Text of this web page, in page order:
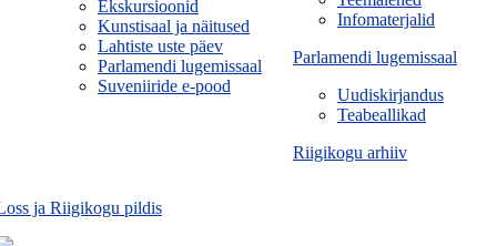
Infomaterjalid
Parlamendi lugemissaal
Uudiskirjandus
Teabeallikad
Riigikogu arhiiv
Ekskursioonid
Kunstisaal ja näitused
Lahtiste uste päev
Parlamendi lugemissaal
Suveniiride e-pood
ja Riigikogu pildis